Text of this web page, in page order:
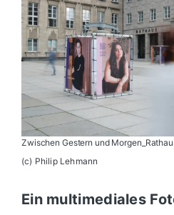
Zwischen Gestern und
(c) Philip Lehmann
Ein multimediales